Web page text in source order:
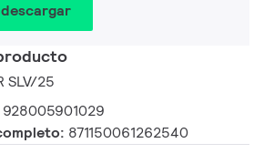
SLV/25
928005901029
871150061262540